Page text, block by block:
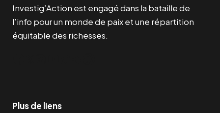
Investig’Action est engagé dans la bataille de
l’info pour un monde de paix et une répartition
équitable des richesses.
Plus de liens